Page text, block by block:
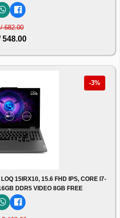
682.00
548.00
-3%
15IRX10, 15.6 FHD IPS, CORE I7-
DDR5 VIDEO 8GB FREE